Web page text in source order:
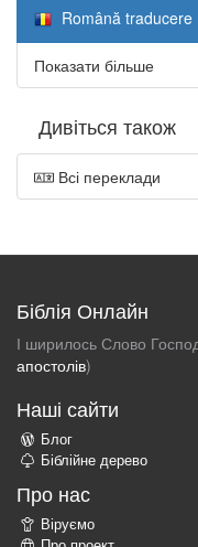
Română traducere
Показати більше
Дивіться також
Всі переклади
Біблія Онлайн
І ширилось Слово
апостолів)
Наші сайти
Блог
Біблійне дерево
Про нас
Віруємо